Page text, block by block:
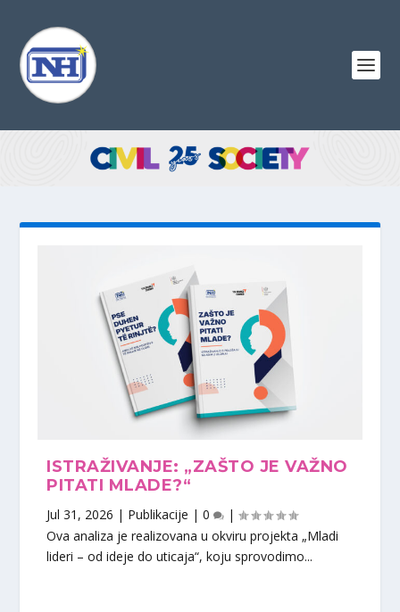
ISTRAŽIVANJE: „ZAŠTO JE VAŽNO
PITATI MLADE?“
Jul 31, 2026 | Publikacije |0
|
Ova analiza je realizovana u okviru projekta „Mladi
lideri – od ideje do uticaja“, koju sprovodimo...